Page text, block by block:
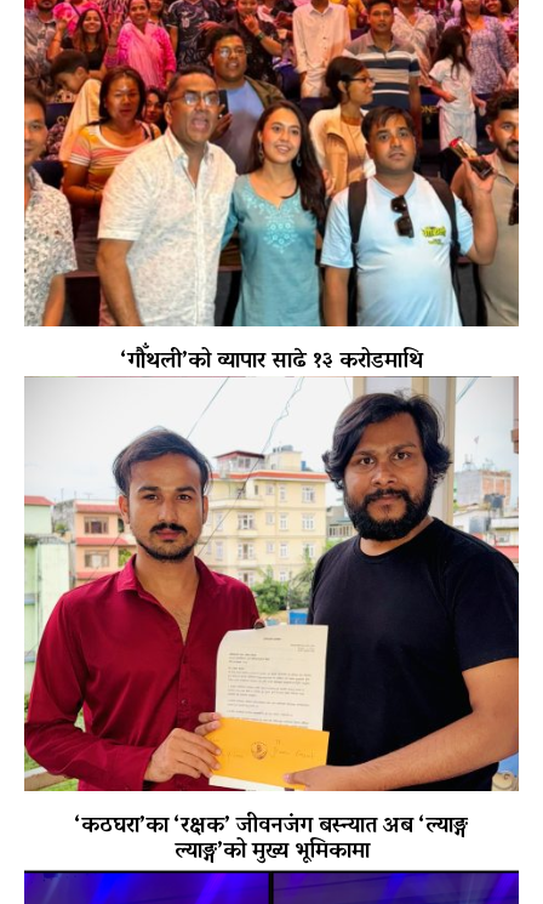
‘गौँथली’को व्यापार साढे १३ करोडमाथि
‘कठघरा’का ‘रक्षक’ जीवनजंग बस्न्यात अब ‘ल्याङ्ग
ल्याङ्ग’को मुख्य भूमिकामा